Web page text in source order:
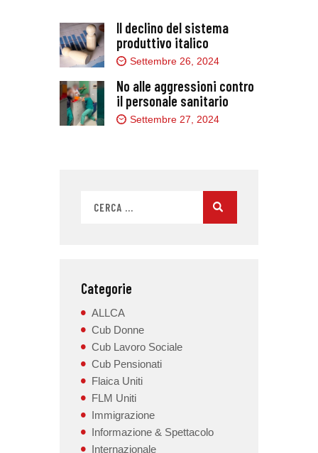
Il declino del sistema
produttivo italico
Settembre 26, 2024
No alle aggressioni contro
il personale sanitario
Settembre 27, 2024
Categorie
ALLCA
Cub Donne
Cub Lavoro Sociale
Cub Pensionati
Flaica Uniti
FLM Uniti
Immigrazione
Informazione & Spettacolo
Internazionale